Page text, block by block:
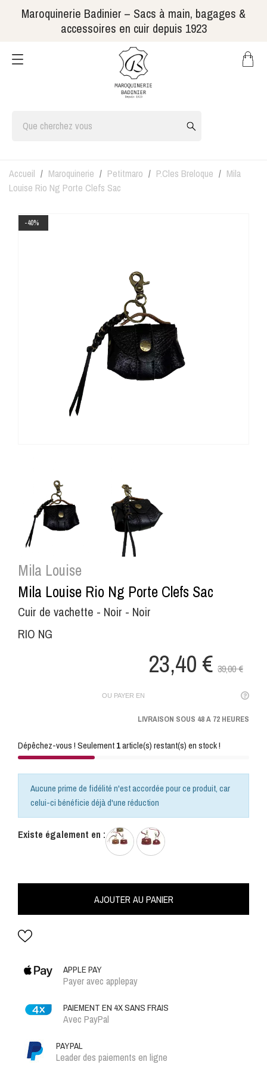
Maroquinerie Badinier – Sacs à main, bagages &
accessoires en cuir depuis 1923
Accueil Maroquinerie Petitmaro P.Cles Breloque
Mila
Louise Rio Ng Porte Clefs Sac
-40%
Mila Louise
Mila Louise Rio Ng Porte Clefs Sac
Cuir de vachette - Noir - Noir
RIO NG
23,40 € 39,00 €
OU PAYER EN
LIVRAISON SOUS 48 A 72 HEURES
Dépêchez-vous ! Seulement1article(s) restant(s) en stock !
Aucune prime de fidélité n'est accordée pour ce produit, car
celui-ci bénéficie déjà d'une réduction
Existe également en :
AJOUTER AU PANIER
APPLE PAY
Payer avec applepay
PAIEMENT EN 4X SANS FRAIS
Avec PayPal
PAYPAL
Leader des paiements en ligne